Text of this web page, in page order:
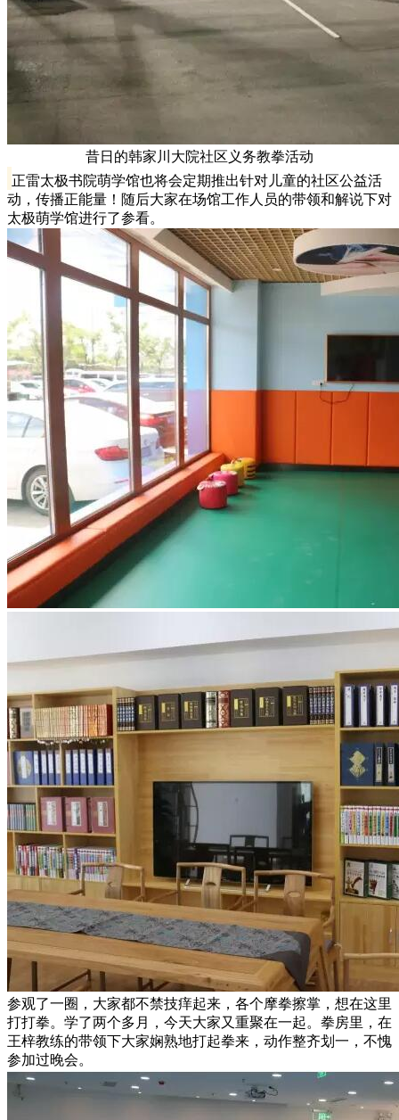
昔日的韩家川大院社区义务教拳活动
正雷太极书院萌学馆也将会定期推出针对儿童的社区公益活
动，传播正能量！随后大家在场馆工作人员的带领和解说下对
太极萌学馆进行了参看。
参观了一圈，大家都不禁技痒起来，各个摩拳擦掌，想在这里
打打拳。学了两个多月，今天大家又重聚在一起。拳房里，在
王梓教练的带领下大家娴熟地打起拳来，动作整齐划一，不愧
参加过晚会。